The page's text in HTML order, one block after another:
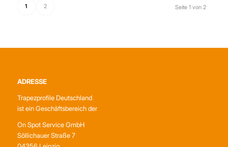
Seite 1 von 2
1 2
ADRESSE
Trapezprofile Deutschland
ist ein Geschäftsbereich der
On Spot Service GmbH
Söllichauer Straße 7